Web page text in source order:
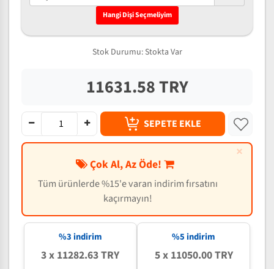
Hangi Dişi Seçmeliyim
Stok Durumu: Stokta Var
11631.58 TRY
SEPETE EKLE
×
Çok Al, Az Öde!
Tüm ürünlerde %15'e varan indirim fırsatını
kaçırmayın!
%3 indirim
3 x 11282.63 TRY
%5 indirim
5 x 11050.00 TRY